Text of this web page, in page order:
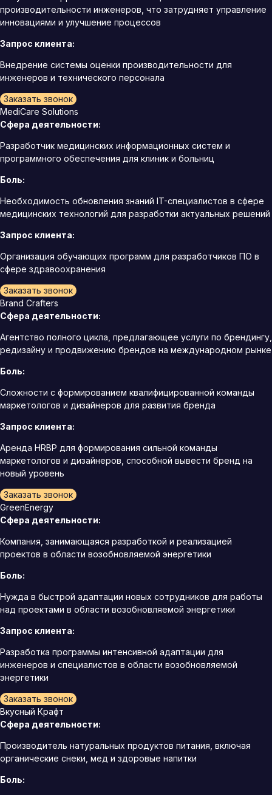
производительности инженеров, что затрудняет управление
инновациями и улучшение процессов
Запрос клиента:
Внедрение системы оценки производительности для
инженеров и технического персонала
Заказать звонок
MediCare Solutions
Сфера деятельности:
Разработчик медицинских информационных систем и
программного обеспечения для клиник и больниц
Боль:
Необходимость обновления знаний IT-специалистов в сфере
медицинских технологий для разработки актуальных решений
Запрос клиента:
Организация обучающих программ для разработчиков ПО в
сфере здравоохранения
Заказать звонок
Brand Crafters
Сфера деятельности:
Агентство полного цикла, предлагающее услуги по брендингу,
редизайну и продвижению брендов на международном рынке
Боль:
Сложности с формированием квалифицированной команды
маркетологов и дизайнеров для развития бренда
Запрос клиента:
Аренда HRBP для формирования сильной команды
маркетологов и дизайнеров, способной вывести бренд на
новый уровень
Заказать звонок
GreenEnergy
Сфера деятельности:
Компания, занимающаяся разработкой и реализацией
проектов в области возобновляемой энергетики
Боль:
Нужда в быстрой адаптации новых сотрудников для работы
над проектами в области возобновляемой энергетики
Запрос клиента:
Разработка программы интенсивной адаптации для
инженеров и специалистов в области возобновляемой
энергетики
Заказать звонок
Вкусный Крафт
Сфера деятельности:
Производитель натуральных продуктов питания, включая
органические снеки, мед и здоровые напитки
Боль: